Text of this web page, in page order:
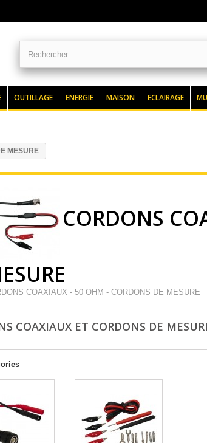
OUTILLAGE ENERGIE MAISON ECLAIRAGE
MESURE
CORDONS
COAXIAUX - 50 OHM - CORDONS DE MESURE
COAXIAUX ET CORDONS DE